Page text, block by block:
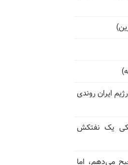
ایران روندی
یک نفتکش
می‌دهم، اما